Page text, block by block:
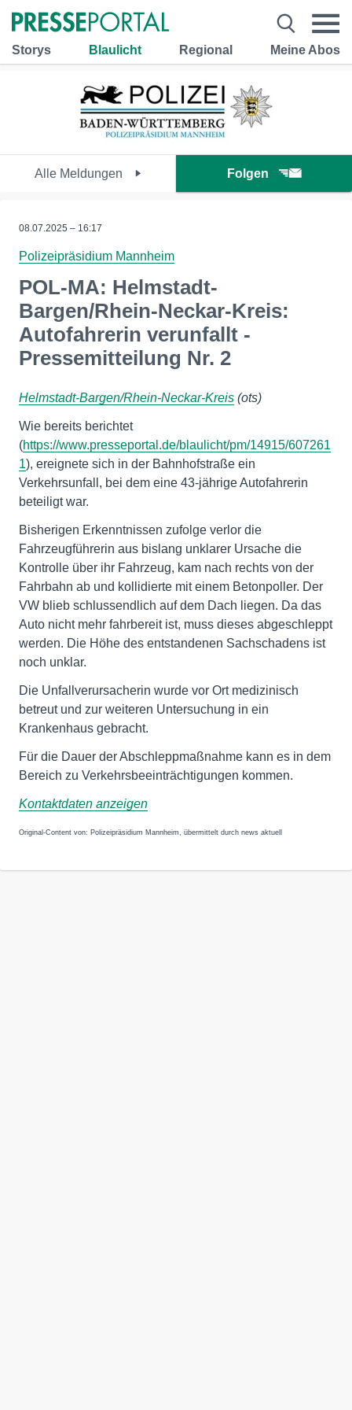
Storys Blaulicht Regional Meine Abos
Alle Meldungen Folgen
08.07.2025 – 16:17
Polizeipräsidium Mannheim
POL-MA: Helmstadt-
Bargen/Rhein-Neckar-Kreis:
Autofahrerin verunfallt -
Pressemitteilung Nr. 2
Helmstadt-Bargen/Rhein-Neckar-Kreis (ots)
Wie bereits berichtet
(https://www.presseportal.de/blaulicht/pm/14915/607261
1), ereignete sich in der Bahnhofstraße ein
Verkehrsunfall, bei dem eine 43-jährige Autofahrerin
beteiligt war.
Bisherigen Erkenntnissen zufolge verlor die
Fahrzeugführerin aus bislang unklarer Ursache die
Kontrolle über ihr Fahrzeug, kam nach rechts von der
Fahrbahn ab und kollidierte mit einem Betonpoller. Der
VW blieb schlussendlich auf dem Dach liegen. Da das
Auto nicht mehr fahrbereit ist, muss dieses abgeschleppt
werden. Die Höhe des entstandenen Sachschadens ist
noch unklar.
Die Unfallverursacherin wurde vor Ort medizinisch
betreut und zur weiteren Untersuchung in ein
Krankenhaus gebracht.
Für die Dauer der Abschleppmaßnahme kann es in dem
Bereich zu Verkehrsbeeinträchtigungen kommen.
Kontaktdaten anzeigen
Original-Content von: Polizeipräsidium Mannheim, übermittelt durch news aktuell